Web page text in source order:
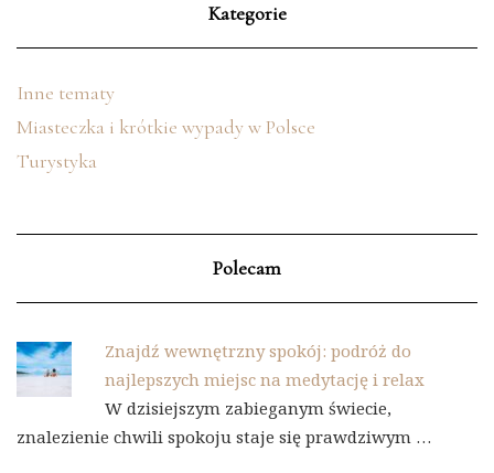
Kategorie
Inne tematy
Miasteczka i krótkie wypady w Polsce
Turystyka
Polecam
Znajdź wewnętrzny spokój: podróż do
najlepszych miejsc na medytację i relax
W dzisiejszym zabieganym świecie,
znalezienie chwili spokoju staje się prawdziwym …